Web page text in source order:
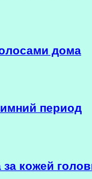
дома
период
кожей